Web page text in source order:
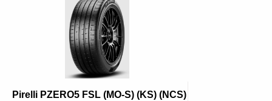
Pirelli PZERO5 FSL (MO-S) (KS) (NCS)